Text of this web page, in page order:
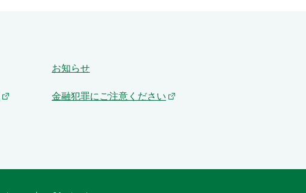
お知らせ
金融犯罪にご注意ください